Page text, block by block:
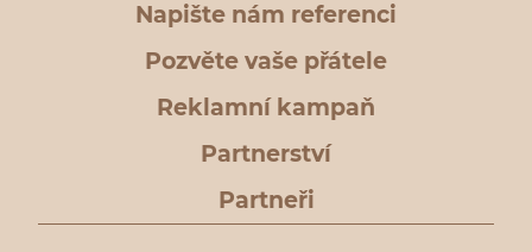
Napište nám referenci
Pozvěte vaše přátele
Reklamní kampaň
Partnerství
Partneři